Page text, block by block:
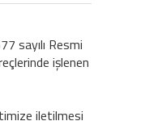
sayılı Resmi
işlenen
iletilmesi